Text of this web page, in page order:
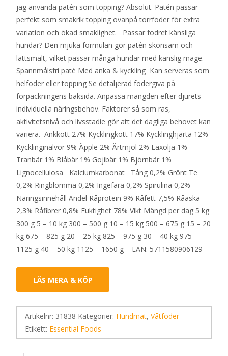
jag använda patén som topping? Absolut. Patén passar
perfekt som smakrik topping ovanpå torrfoder för extra
variation och ökad smaklighet. Passar fodret känsliga
hundar? Den mjuka formulan gör patén skonsam och
lättsmält, vilket passar många hundar med känslig mage.
Spannmålsfri paté Med anka & kyckling Kan serveras som
helfoder eller topping Se detaljerad fodergiva på
förpackningens baksida. Anpassa mängden efter djurets
individuella näringsbehov. Faktorer så som ras,
aktivitetsnivå och livsstadie gör att det dagliga behovet kan
variera. Ankkött 27% Kycklingkött 17% Kycklinghjärta 12%
Kycklinginälvor 9% Äpple 2% Ärtmjöl 2% Laxolja 1%
Tranbär 1% Blåbär 1% Gojibär 1% Björnbär 1%
Lignocellulosa Kalciumkarbonat Tång 0,2% Grönt Te
0,2% Ringblomma 0,2% Ingefära 0,2% Spirulina 0,2%
Näringsinnehåll Andel Råprotein 9% Råfett 7,5% Råaska
2,3% Råfibrer 0,8% Fuktighet 78% Vikt Mängd per dag 5 kg
300 g 5 – 10 kg 300 – 500 g 10 – 15 kg 500 – 675 g 15 – 20
kg 675 – 825 g 20 – 25 kg 825 – 975 g 30 – 40 kg 975 –
1125 g 40 – 50 kg 1125 – 1650 g – EAN: 5711580906129
LÄS MERA & KÖP
Artikelnr: 31838 Kategorier: Hundmat, Våtfoder
Etikett: Essential Foods